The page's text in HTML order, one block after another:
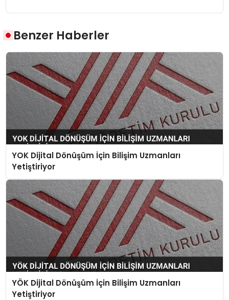
Benzer Haberler
YOK Dijital Dönüşüm İçin Bilişim Uzmanları
Yetiştiriyor
YÖK Dijital Dönüşüm İçin Bilişim Uzmanları
Yetiştiriyor